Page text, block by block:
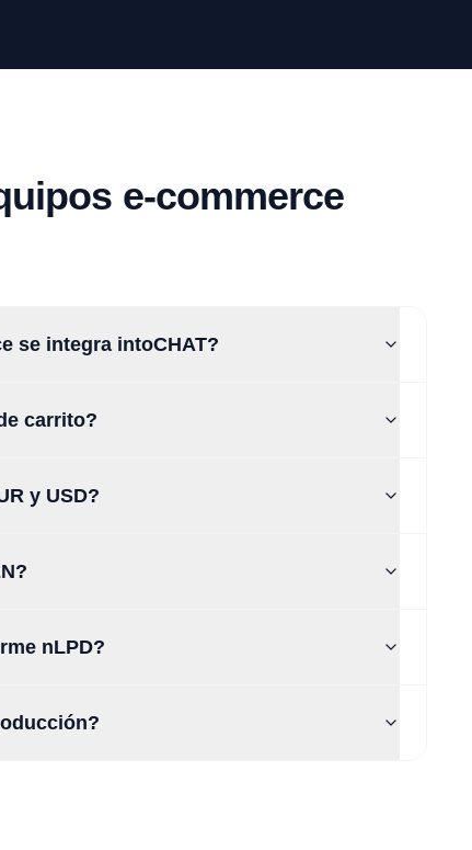
e-commerce
se integra intoCHAT?
carrito?
y USD?
nLPD?